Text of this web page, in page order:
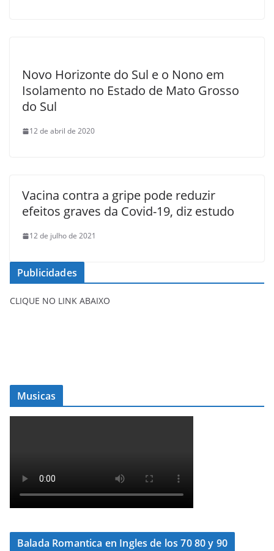
Novo Horizonte do Sul e o Nono em
Isolamento no Estado de Mato Grosso
do Sul
12 de abril de 2020
Vacina contra a gripe pode reduzir
efeitos graves da Covid-19, diz estudo
12 de julho de 2021
Publicidades
CLIQUE NO LINK ABAIXO
Musicas
Balada Romantica en Ingles de los 70 80 y 90